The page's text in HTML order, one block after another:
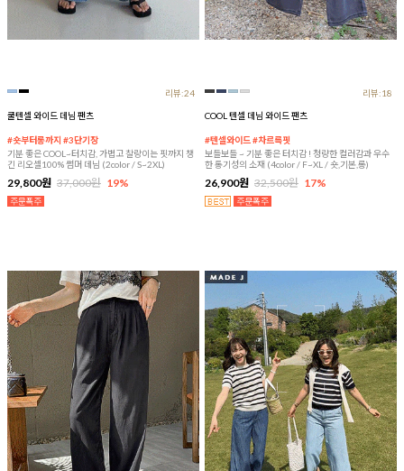
리뷰:24
쿨텐셀 와이드 데님 팬츠
#숏부터롱까지 #3단기장
기분 좋은 COOL~터치감, 가볍고 찰랑이는 핏까지 챙
긴 리오셀100% 썸머 데님 (2color / S~2XL)
29,800원 37,000원 19%
리뷰:18
COOL 텐셀 데님 와이드 팬츠
#텐셀와이드 #차르륵핏
보들보들 ~ 기분 좋은 터치감 ! 청량한 컬러감과 우수
한 통기성의 소재 (4color / F~XL / 숏,기본,롱)
26,900원 32,500원 17%